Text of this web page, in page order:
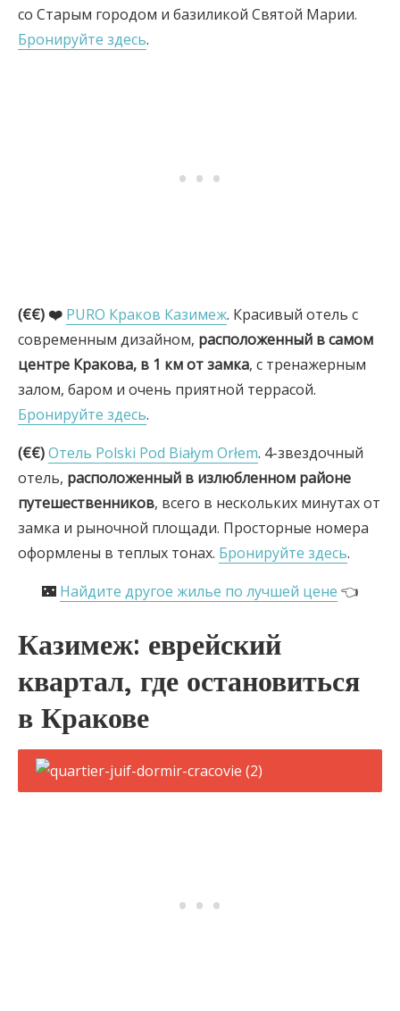
со Старым городом и базиликой Святой Марии.
Бронируйте здесь.
(€€) ❤️ PURO Краков Казимеж. Красивый отель с
современным дизайном, расположенный в самом
центре Кракова, в 1 км от замка, с тренажерным
залом, баром и очень приятной террасой.
Бронируйте здесь.
(€€)Отель Polski Pod Białym Orłem. 4-звездочный
отель, расположенный в излюбленном районе
путешественников, всего в нескольких минутах от
замка и рыночной площади. Просторные номера
оформлены в теплых тонах. Бронируйте здесь.
🌃 Найдите другое жилье по лучшей цене 👈
Казимеж: еврейский
квартал, где остановиться
в Кракове